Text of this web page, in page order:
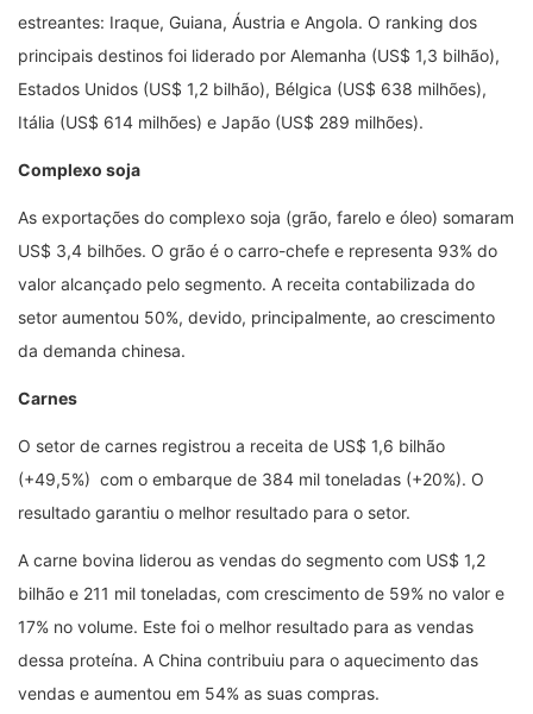
estreantes: Iraque, Guiana, Áustria e Angola. O ranking dos
principais destinos foi liderado por Alemanha (US$ 1,3 bilhão),
Estados Unidos (US$ 1,2 bilhão), Bélgica (US$ 638 milhões),
Itália (US$ 614 milhões) e Japão (US$ 289 milhões).
Complexo soja
As exportações do complexo soja (grão, farelo e óleo) somaram
US$ 3,4 bilhões. O grão é o carro-chefe e representa 93% do
valor alcançado pelo segmento. A receita contabilizada do
setor aumentou 50%, devido, principalmente, ao crescimento
da demanda chinesa.
Carnes
O setor de carnes registrou a receita de US$ 1,6 bilhão
(+49,5%) com o embarque de 384 mil toneladas (+20%). O
resultado garantiu o melhor resultado para o setor.
A carne bovina liderou as vendas do segmento com US$ 1,2
bilhão e 211 mil toneladas, com crescimento de 59% no valor e
17% no volume. Este foi o melhor resultado para as vendas
dessa proteína. A China contribuiu para o aquecimento das
vendas e aumentou em 54% as suas compras.